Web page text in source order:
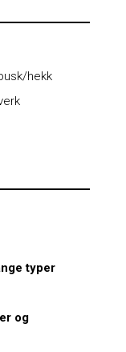
hekk
typer
og